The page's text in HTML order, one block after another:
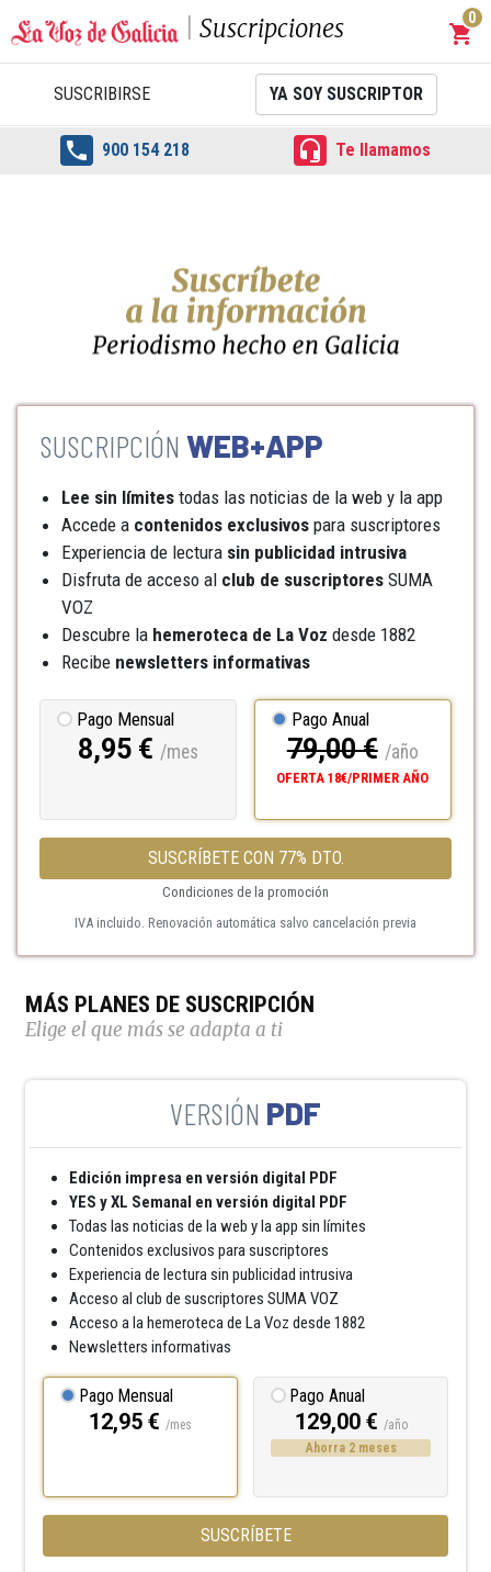
Suscripciones shopping_cart
0
SUSCRIBIRSE YA SOY SUSCRIPTOR
 900 154 218  Te llamamos
WEB+APP
Lee sin límites todas las noticias de la web y la app
Accede a contenidos exclusivos para suscriptores
Experiencia de lectura sin publicidad intrusiva
Disfruta de acceso al club de suscriptores SUMA
VOZ
Descubre la hemeroteca de La Voz desde 1882
Recibe newsletters informativas
Pago Mensual
8,95 € /mes
Pago Anual
79,00 € /año
OFERTA 18€/PRIMER AÑO
SUSCRÍBETE CON 77% DTO.
Condiciones de la promoción
IVA incluido. Renovación automática salvo cancelación previa
MÁS PLANES DE SUSCRIPCIÓN
Elige el que más se adapta a ti
PDF
Edición impresa en versión digital PDF
YES y XL Semanal en versión digital PDF
Todas las noticias de la web y la app sin límites
Contenidos exclusivos para suscriptores
Experiencia de lectura sin publicidad intrusiva
Acceso al club de suscriptores SUMA VOZ
Acceso a la hemeroteca de La Voz desde 1882
Newsletters informativas
Pago Mensual
12,95 € /mes
Pago Anual
129,00 € /año
Ahorra 2 meses
SUSCRÍBETE